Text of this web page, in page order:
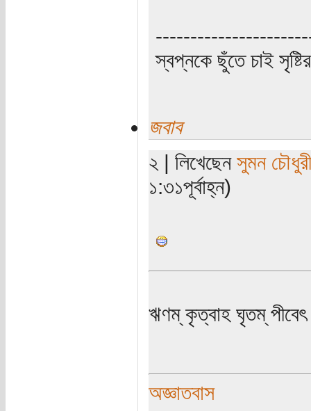
স্বপ্নকে ছুঁতে চাই
জবাব
২ | লিখেছেন সুমন চৌধুরী
১:৩১পূর্বাহ্ন)
ঋণম্ কৃত্বাহ ঘৃতম্ পীবেৎ
অজ্ঞাতবাস